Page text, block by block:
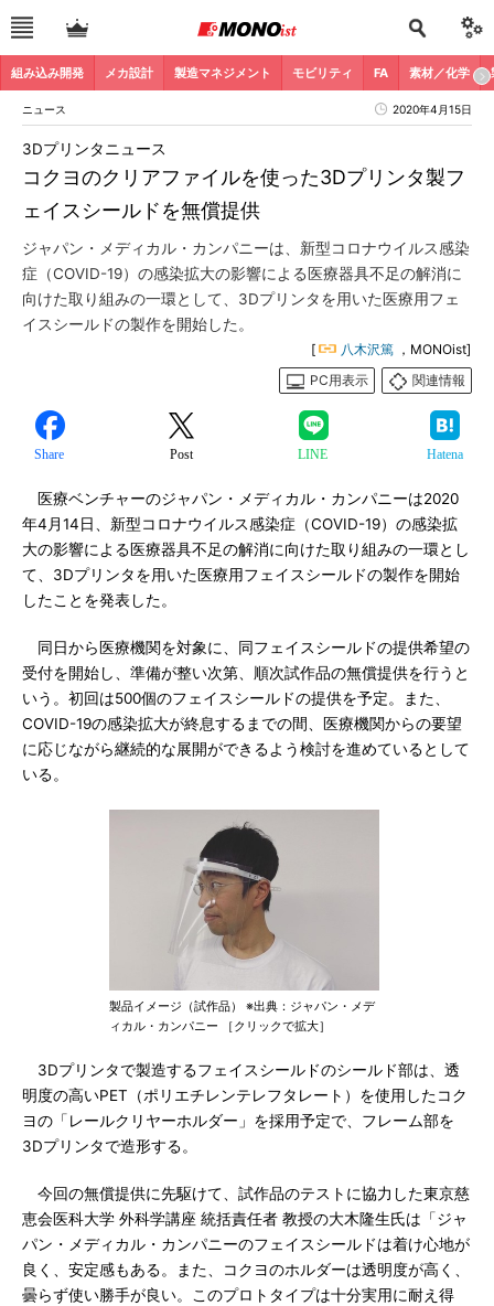
組み込み開発 メカ設計 製造マネジメント モビリティ FA 素材／化学
ニュース 2020年4月15日
コクヨのクリアファイルを使った3Dプリンタ製フ
ェイスシールドを無償提供
3Dプリンタニュース
ジャパン・メディカル・カンパニーは、新型コロナウイルス感染
症（COVID-19）の感染拡大の影響による医療器具不足の解消に
向けた取り組みの一環として、3Dプリンタを用いた医療用フェ
イスシールドの製作を開始した。
[ 八木沢篤 ，MONOist]
PC用表示
関連情報
Share Post LINE Hatena
医療ベンチャーのジャパン・メディカル・カンパニーは2020
年4月14日、新型コロナウイルス感染症（COVID-19）の感染拡
大の影響による医療器具不足の解消に向けた取り組みの一環とし
て、3Dプリンタを用いた医療用フェイスシールドの製作を開始
したことを発表した。
同日から医療機関を対象に、同フェイスシールドの提供希望の
受付を開始し、準備が整い次第、順次試作品の無償提供を行うと
いう。初回は500個のフェイスシールドの提供を予定。また、
COVID-19の感染拡大が終息するまでの間、医療機関からの要望
に応じながら継続的な展開ができるよう検討を進めているとして
いる。
製品イメージ（試作品） ※出典：ジャパン・メデ
ィカル・カンパニー ［クリックで拡大］
3Dプリンタで製造するフェイスシールドのシールド部は、透
明度の高いPET（ポリエチレンテレフタレート）を使用したコク
ヨの「レールクリヤーホルダー」を採用予定で、フレーム部を
3Dプリンタで造形する。
今回の無償提供に先駆けて、試作品のテストに協力した東京慈
恵会医科大学 外科学講座 統括責任者 教授の大木隆生氏は「ジャ
パン・メディカル・カンパニーのフェイスシールドは着け心地が
良く、安定感もある。また、コクヨのホルダーは透明度が高く、
曇らず使い勝手が良い。このプロトタイプは十分実用に耐え得